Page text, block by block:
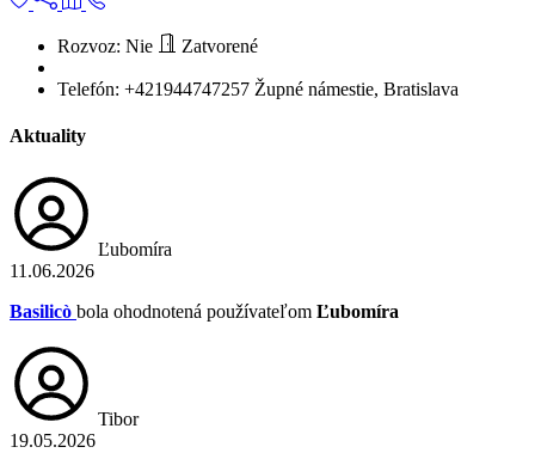
Rozvoz: Nie Zatvorené
Telefón: +421944747257 Župné námestie, Bratislava
Aktuality
Ľubomíra
11.06.2026
Basilicò bola ohodnotená používateľom Ľubomíra
Tibor
19.05.2026